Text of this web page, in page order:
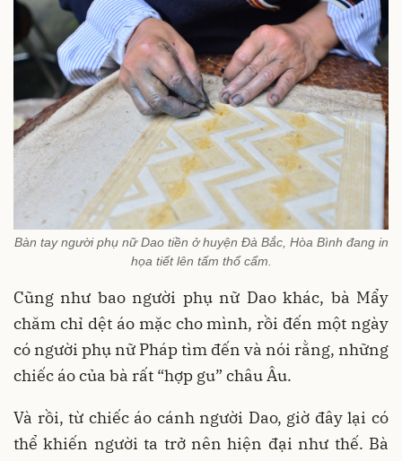
Bàn tay người phụ nữ Dao tiền ở huyện Đà Bắc, Hòa Bình đang in
họa tiết lên tấm thổ cẩm.
Cũng như bao người phụ nữ Dao khác, bà Mẩy
chăm chỉ dệt áo mặc cho mình, rồi đến một ngày
có người phụ nữ Pháp tìm đến và nói rằng, những
chiếc áo của bà rất “hợp gu” châu Âu.
Và rồi, từ chiếc áo cánh người Dao, giờ đây lại có
thể khiến người ta trở nên hiện đại như thế. Bà